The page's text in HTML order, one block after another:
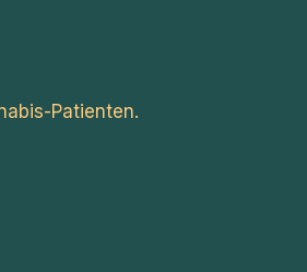
Patienten.